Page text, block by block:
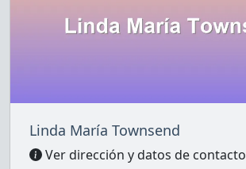
Linda María Townsend
Ver dirección y datos de contacto